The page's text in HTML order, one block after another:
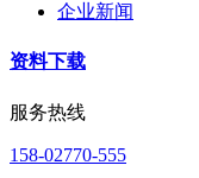
企业新闻
资料下载
服务热线
158-02770-555